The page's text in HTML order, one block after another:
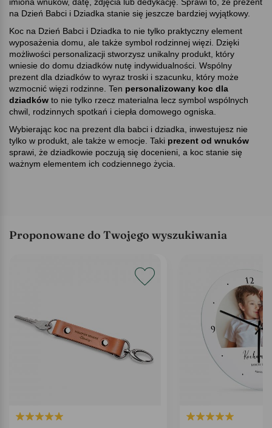
na Dzień Babci i Dziadka stanie się jeszcze bardziej wyjątkowy.
Koc na Dzień Babci i Dziadka to nie tylko praktyczny element
wyposażenia domu, ale także symbol rodzinnej więzi. Dzięki
możliwości personalizacji stworzysz unikalny produkt, który
wniesie do domu dziadków nutę indywidualności. Wspólny
prezent dla dziadków to wyraz troski i szacunku, który może
wzmocnić więzi rodzinne. Ten personalizowany koc dla
dziadków to nie tylko rzecz materialna lecz symbol wspólnych
chwil, rodzinnych spotkań i ciepła domowego ogniska.
Wybierając koc na prezent dla babci i dziadka, inwestujesz nie
tylko w produkt, ale także w emocje. Taki prezent od wnuków
sprawi, że dziadkowie poczują się docenieni, a koc stanie się
ważnym elementem ich codziennego życia.
Proponowane do Twojego wyszukiwania